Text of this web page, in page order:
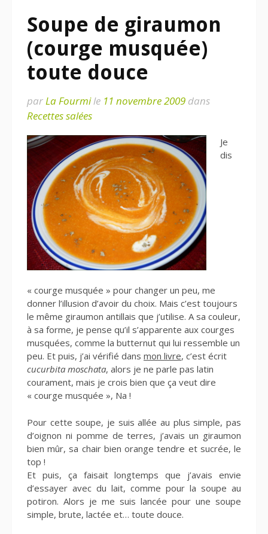
Soupe de giraumon
(courge musquée)
toute douce
parLa Fourmile 11 novembre 2009 dans
Recettes salées
Je
dis
« courge musquée » pour changer un peu, me
donner l’illusion d’avoir du choix. Mais c’est toujours
le même giraumon antillais que j’utilise. A sa couleur,
à sa forme, je pense qu’il s’apparente aux courges
musquées, comme la butternut qui lui ressemble un
peu. Et puis, j’ai vérifié dans mon livre, c’est écrit
cucurbita moschata, alors je ne parle pas latin
courament, mais je crois bien que ça veut dire
« courge musquée », Na !
Pour cette soupe, je suis allée au plus simple, pas
d’oignon ni pomme de terres, j’avais un giraumon
bien mûr, sa chair bien orange tendre et sucrée, le
top !
Et puis, ça faisait longtemps que j’avais envie
d’essayer avec du lait, comme pour la soupe au
potiron. Alors je me suis lancée pour une soupe
simple, brute, lactée et… toute douce.